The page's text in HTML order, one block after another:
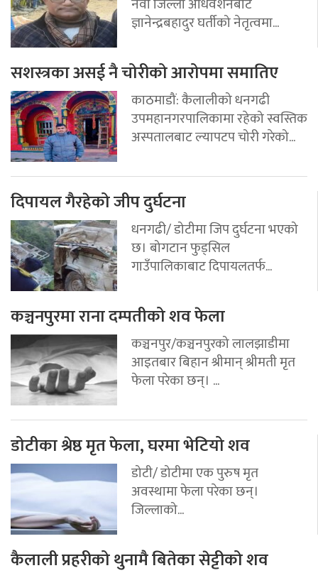
ज्ञानेन्द्रबहादुर घर्तीको नेतृत्वमा...
सशस्त्रका असई नै चोरीको आरोपमा समातिए
काठमाडौं: कैलालीको धनगढी
उपमहानगरपालिकामा रहेको स्वस्तिक
अस्पतालबाट ल्यापटप चोरी गरेको...
दिपायल गैरहेको जीप दुर्घटना
धनगढी/ डोटीमा जिप दुर्घटना भएको
छ। बोगटान फुड्सिल
गाउँपालिकाबाट दिपायलतर्फ...
कञ्चनपुरमा राना दम्पतीको शव फेला
कञ्चनपुर/कञ्चनपुरको लालझाडीमा
आइतबार बिहान श्रीमान् श्रीमती मृत
फेला परेका छन्। ...
डोटीका श्रेष्ठ मृत फेला, घरमा भेटियो शव
डोटी/ डोटीमा एक पुरुष मृत
अवस्थामा फेला परेका छन्।
जिल्लाको...
कैलाली प्रहरीको थुनामै बितेका सेट्टीको शव